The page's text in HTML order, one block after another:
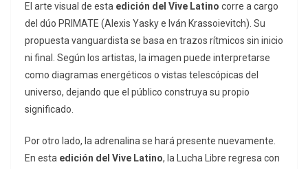
El arte visual de esta edición del Vive Latino corre a cargo
del dúo PRIMATE (Alexis Yasky e Iván Krassoievitch). Su
propuesta vanguardista se basa en trazos rítmicos sin inicio
ni final. Según los artistas, la imagen puede interpretarse
como diagramas energéticos o vistas telescópicas del
universo, dejando que el público construya su propio
significado.
Por otro lado, la adrenalina se hará presente nuevamente.
En esta edición del Vive Latino, la Lucha Libre regresa con